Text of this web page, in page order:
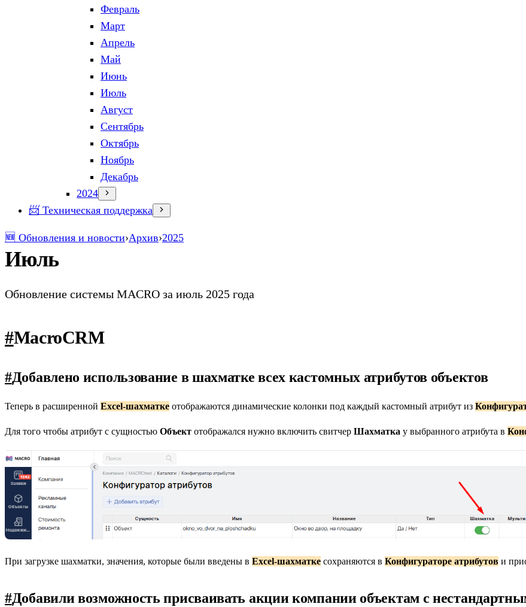
Февраль
Март
Апрель
Май
Июнь
Июль
Август
Сентябрь
Октябрь
Ноябрь
Декабрь
2024
📨 Техническая поддержка
🆕 Обновления и новости›Архив›2025
Июль
Обновление системы MACRO за июль 2025 года
#MacroCRM
#Добавлено использование в шахматке всех кастомных атрибутов объектов
Теперь в расширенной Excel-шахматке отображаются динамические колонки под каждый кастомный атрибут из
Для того чтобы атрибут с сущностью Объект отображался нужно включить свитчер Шахматка у выбранного атрибута в
При загрузке шахматки, значения, которые были введены в Excel-шахматке сохраняются в Конфигураторе атрибутов и
#Добавили возможность присваивать акции компании объектам с